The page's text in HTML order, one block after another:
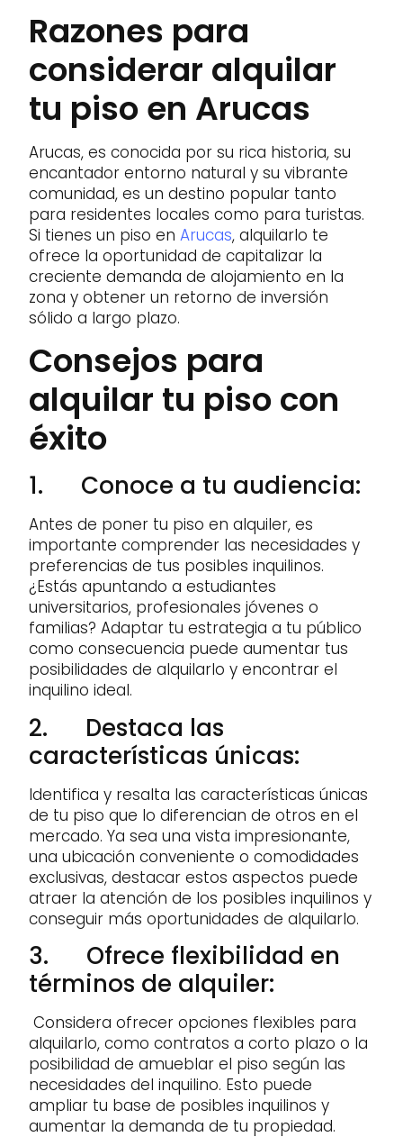
Razones para
considerar alquilar
tu piso en Arucas
Arucas, es conocida por su rica historia, su
encantador entorno natural y su vibrante
comunidad, es un destino popular tanto
para residentes locales como para turistas.
Si tienes un piso enArucas, alquilarlo te
ofrece la oportunidad de capitalizar la
creciente demanda de alojamiento en la
zona y obtener un retorno de inversión
sólido a largo plazo.
Consejos para
alquilar tu piso con
éxito
1. Conoce a tu audiencia:
Antes de poner tu piso en alquiler, es
importante comprender las necesidades y
preferencias de tus posibles inquilinos.
¿Estás apuntando a estudiantes
universitarios, profesionales jóvenes o
familias? Adaptar tu estrategia a tu público
como consecuencia puede aumentar tus
posibilidades de alquilarlo y encontrar el
inquilino ideal.
2. Destaca las
características únicas:
Identifica y resalta las características únicas
de tu piso que lo diferencian de otros en el
mercado. Ya sea una vista impresionante,
una ubicación conveniente o comodidades
exclusivas, destacar estos aspectos puede
atraer la atención de los posibles inquilinos y
conseguir más oportunidades de alquilarlo.
3. Ofrece flexibilidad en
términos de alquiler:
Considera ofrecer opciones flexibles para
alquilarlo, como contratos a corto plazo o la
posibilidad de amueblar el piso según las
necesidades del inquilino. Esto puede
ampliar tu base de posibles inquilinos y
aumentar la demanda de tu propiedad.